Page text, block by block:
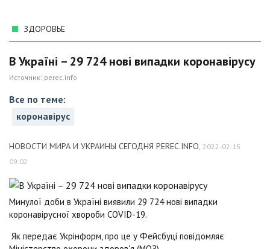
ЗДОРОВЬЕ
В Україні – 29 724 нові випадки коронавірусу
Источник: perec.info
Все по теме:
коронавірус
НОВОСТИ МИРА И УКРАИНЫ СЕГОДНЯ PEREC.INFO, 2022-02-15
09:02
Минулої доби в Україні виявили 29 724 нові випадки
коронавірусної хвороби COVID-19.
Як передає Укрінформ, про це у Фейсбуці повідомляє